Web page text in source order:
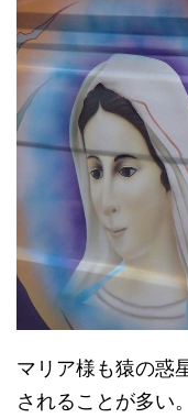
マリア様も猿の惑
されることが多い。